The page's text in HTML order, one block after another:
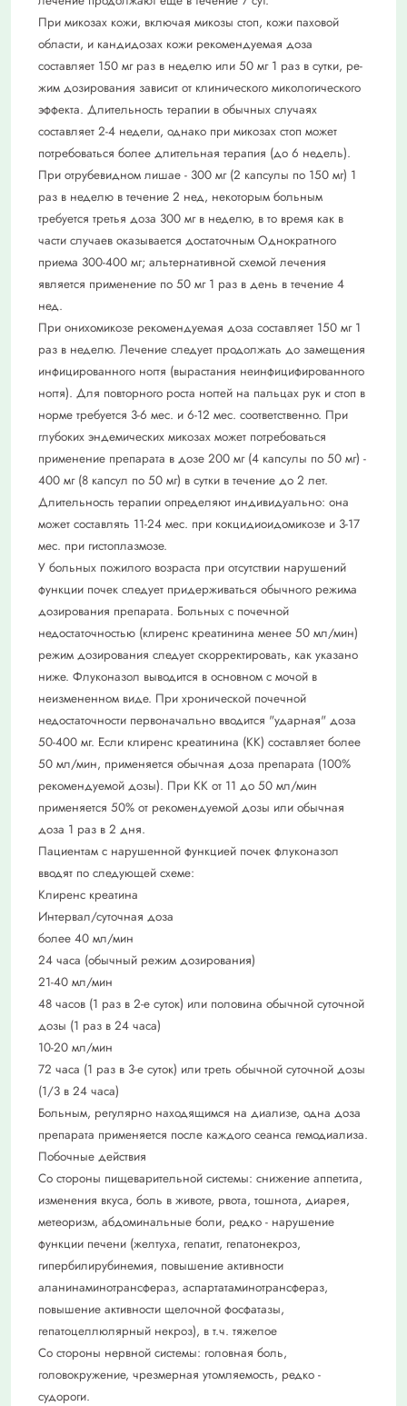
При микозах кожи, включая микозы стоп, кожи паховой
области, и кандидозах кожи рекомендуемая доза
составляет 150 мг раз в неделю или 50 мг 1 раз в сутки, ре­
жим дозирования зависит от клинического микологического
эффекта. Длительность терапии в обычных случаях
составляет 2-4 недели, однако при микозах стоп мо­жет
потребоваться более длительная тера­пия (до 6 недель).
При отрубевидном лишае - 300 мг (2 кап­сулы по 150 мг) 1
раз в неделю в течение 2 нед, некоторым больным
требуется тре­тья доза 300 мг в неделю, в то время как в
части случаев оказывается достаточным Однократного
приема 300-400 мг; альтер­нативной схемой лечения
является применение по 50 мг 1 раз в день в течение 4
нед.
При онихомикозе рекомендуемая доза со­ставляет 150 мг 1
раз в неделю. Лечение следует продолжать до замещения
инфи­цированного ногтя (вырастания неинфицифированного
ногтя). Для повторного роста ногтей на пальцах рук и стоп в
норме требуется 3-6 мес. и 6-12 мес. соответственно. При
глубоких эндемических микозах может потребоваться
применение препарата в до­зе 200 мг (4 капсулы по 50 мг) -
400 мг (8 капсул по 50 мг) в сутки в течение до 2 лет.
Длительность терапии определяют индивидуально: она
может составлять 11-24 мес. при кокцидиоидомикозе и 3-17
мес. при гистоплазмозе.
У больных пожилого возраста при отсут­ствии нарушений
функции почек следует придерживаться обычного режима
дозиро­вания препарата. Больных с почечной
недостаточностью (клиренс креатинина ме­нее 50 мл/мин)
режим дозирования следу­ет скорректировать, как указано
ниже. Флуконазол выводится в основном с мо­чой в
неизмененном виде. При хрониче­ской почечной
недостаточности первона­чально вводится "ударная" доза
50-400 мг. Если клиренс креатинина (КК) составляет более
50 мл/мин, применяется обычная доза препарата (100%
рекомендуемой до­зы). При КК от 11 до 50 мл/мин
применя­ется 50% от рекомендуемой дозы или обычная
доза 1 раз в 2 дня.
Пациентам с нарушенной функцией по­чек флуконазол
вводят по следующей схеме:
Клиренс креатина
Интервал/суточная доза
более 40 мл/мин
24 часа (обычный режим дозирования)
21-40 мл/мин
48 часов (1 раз в 2-е суток) или половина обычной су­точной
дозы (1 раз в 24 часа)
10-20 мл/мин
72 часа (1 раз в 3-е суток) или треть обычной суточной дозы
(1/3 в 24 часа)
Больным, регулярно находящимся на диа­лизе, одна доза
препарата применяется по­сле каждого сеанса гемодиализа.
Побочные действия
Со стороны пищеварительной системы: снижение аппетита,
изменения вкуса, боль в животе, рвота, тошнота, диарея,
метеоризм, абдоминальные боли, редко - нарушение
функции печени (желтуха, гепатит, гепатонекроз,
гипербилирубинемия, повышение активности
аланинаминотрансфераз, аспартатаминотрансфераз,
повышение активности щелочной фосфатазы,
гепатоцеллюлярный некроз), в т.ч. тяжелое
Со стороны нервной системы: головная боль,
головокружение, чрезмерная утомляемость, редко -
судороги.